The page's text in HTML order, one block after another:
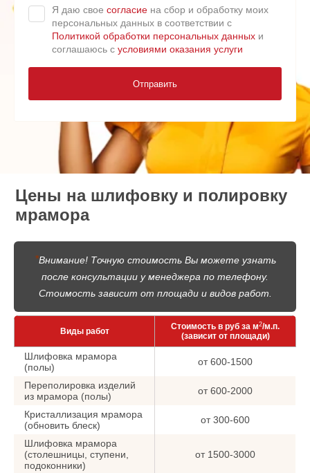
Отправить
Я даю свое согласие на сбор и обработку моих
персональных данных в соответствии с
Политикой обработки персональных данных и
соглашаюсь с условиями оказания услуги
Цены на шлифовку и полировку
мрамора
*Внимание! Точную стоимость Вы можете узнать
после консультации у менеджера по телефону.
Стоимость зависит от площади и видов работ.
Виды работ Стоимость в руб за м2/м.п.
(зависит от площади)
Шлифовка мрамора
(полы)
от 600-1500
Переполировка изделий
из мрамора (полы)
от 600-2000
Кристаллизация мрамора
(обновить блеск)
от 300-600
Шлифовка мрамора
(столешницы, ступени,
подоконники)
от 1500-3000